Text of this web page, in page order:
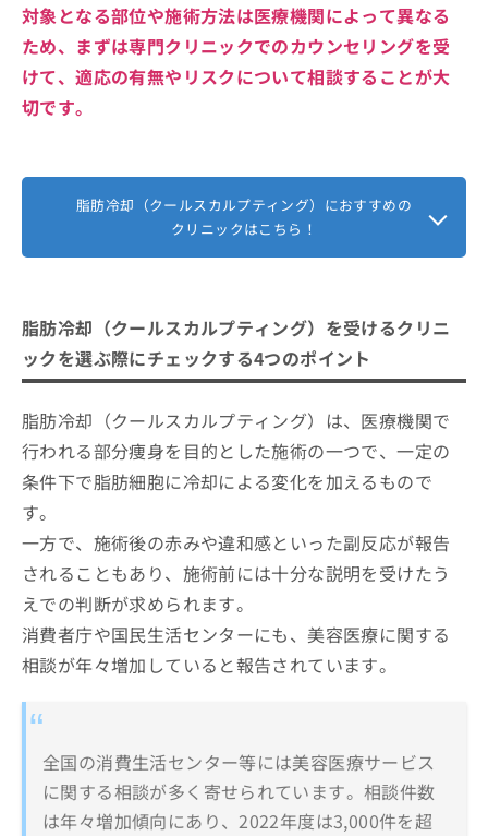
対象となる部位や施術方法は医療機関によって異なる
ため、まずは専門クリニックでのカウンセリングを受
けて、適応の有無やリスクについて相談することが大
切です。
脂肪冷却（クールスカルプティング）におすすめの
クリニックはこちら！
脂肪冷却（クールスカルプティング）を受けるクリニ
ックを選ぶ際にチェックする4つのポイント
脂肪冷却（クールスカルプティング）は、医療機関で
行われる部分痩身を目的とした施術の一つで、一定の
条件下で脂肪細胞に冷却による変化を加えるもので
す。
一方で、施術後の赤みや違和感といった副反応が報告
されることもあり、施術前には十分な説明を受けたう
えでの判断が求められます。
消費者庁や国民生活センターにも、美容医療に関する
相談が年々増加していると報告されています。
全国の消費生活センター等には美容医療サービス
に関する相談が多く寄せられています。相談件数
は年々増加傾向にあり、2022年度は3,000件を超